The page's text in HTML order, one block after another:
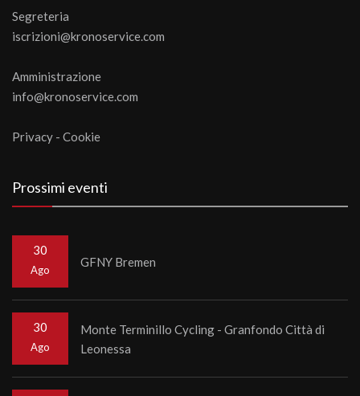
Segreteria
iscrizioni@kronoservice.com
Amministrazione
info@kronoservice.com
Privacy - Cookie
Prossimi eventi
30
Ago
GFNY Bremen
30
Ago
Monte Terminillo Cycling - Granfondo Città di
Leonessa